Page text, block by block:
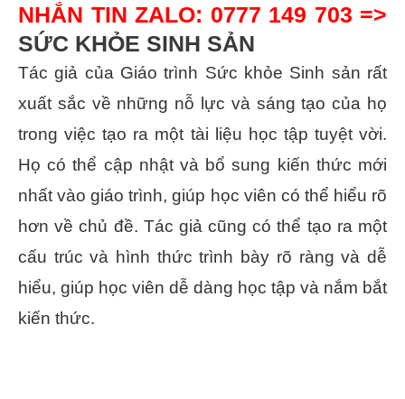
NHẮN TIN ZALO: 0777 149 703 =>
SỨC KHỎE SINH SẢN
Tác giả của Giáo trình Sức khỏe Sinh sản rất
xuất sắc về những nỗ lực và sáng tạo của họ
trong việc tạo ra một tài liệu học tập tuyệt vời.
Họ có thể cập nhật và bổ sung kiến thức mới
nhất vào giáo trình, giúp học viên có thể hiểu rõ
hơn về chủ đề. Tác giả cũng có thể tạo ra một
cấu trúc và hình thức trình bày rõ ràng và dễ
hiểu, giúp học viên dễ dàng học tập và nắm bắt
kiến thức.